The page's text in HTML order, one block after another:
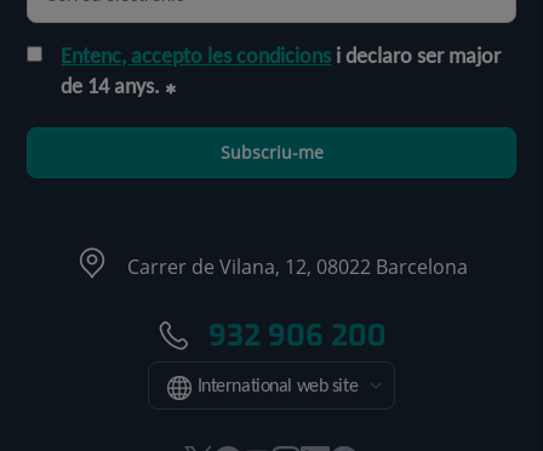
Entenc, accepto les condicions i declaro ser major
de 14 anys.
Subscriu-me
Carrer de Vilana, 12, 08022 Barcelona
932 906 200
International web site